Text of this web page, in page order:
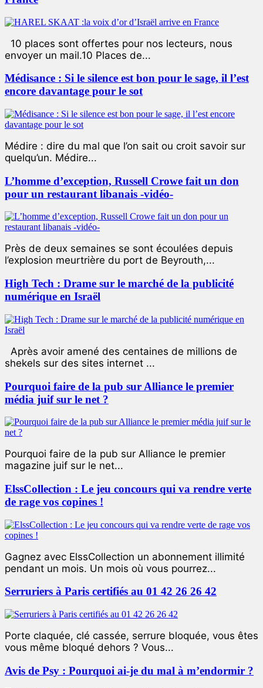
10 places sont offertes pour nos lecteurs, nous
envoyer un mail.10 Places de...
Médisance : Si le silence est bon pour le sage, il l’est
encore davantage pour le sot
Médire : dire du mal que l’on sait ou croit savoir sur
quelqu’un. Médire...
L’homme d’exception, Russell Crowe fait un don
pour un restaurant libanais -vidéo-
Près de deux semaines se sont écoulées depuis
l’explosion meurtrière du port de Beyrouth,...
High Tech : Drame sur le marché de la publicité
numérique en Israël
Après avoir amené des centaines de millions de
shekels sur des sites internet ...
Pourquoi faire de la pub sur Alliance le premier
média juif sur le net ?
Pourquoi faire de la pub sur Alliance le premier
magazine juif sur le net...
ElssCollection : Le jeu concours qui va rendre verte
de rage vos copines !
Gagnez avec ElssCollection un abonnement illimité
pendant un mois. Un mois où vous pourrez...
Serruriers à Paris certifiés au 01 42 26 26 42
Porte claquée, clé cassée, serrure bloquée, vous êtes
vous même bloqué dehors ? Vous...
Avis de Psy : Pourquoi ai-je du mal à m’endormir ?